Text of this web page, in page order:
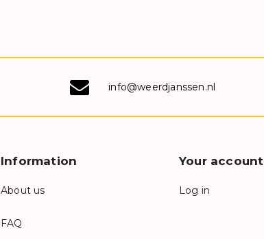
info@weerdjanssen.nl
Information
About us
FAQ
Your account
Log in